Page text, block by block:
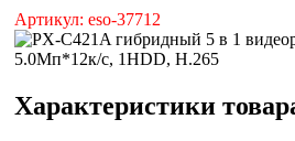
Артикул: eso-37712
Характеристики